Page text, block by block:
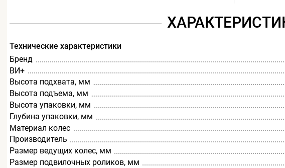
Технические характеристики
Бренд
ВИ+
Высота подхвата, мм
Высота подъема, мм
Высота упаковки, мм
Глубина упаковки, мм
Материал колес
Производитель
Размер ведущих колес, мм
Размер подвилочных роликов, мм